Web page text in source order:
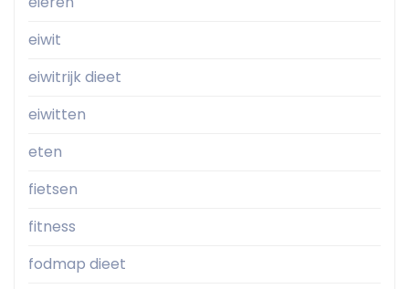
eiwit
eiwitrijk dieet
eiwitten
eten
fietsen
fitness
fodmap dieet